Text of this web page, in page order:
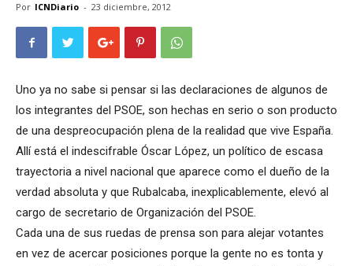
Por ICNDiario - 23 diciembre, 2012
Uno ya no sabe si pensar si las declaraciones de algunos de
los integrantes del PSOE, son hechas en serio o son producto
de una despreocupación plena de la realidad que vive España.
Allí está el indescifrable Óscar López, un político de escasa
trayectoria a nivel nacional que aparece como el dueño de la
verdad absoluta y que Rubalcaba, inexplicablemente, elevó al
cargo de secretario de Organización del PSOE.
Cada una de sus ruedas de prensa son para alejar votantes
en vez de acercar posiciones porque la gente no es tonta y